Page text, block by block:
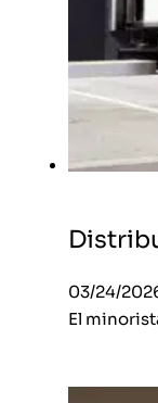
03/24/
El